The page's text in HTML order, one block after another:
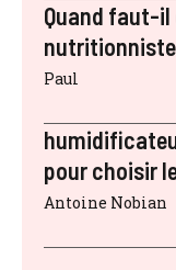
Quand faut-
Paul
pour choisir
Antoine Nobian